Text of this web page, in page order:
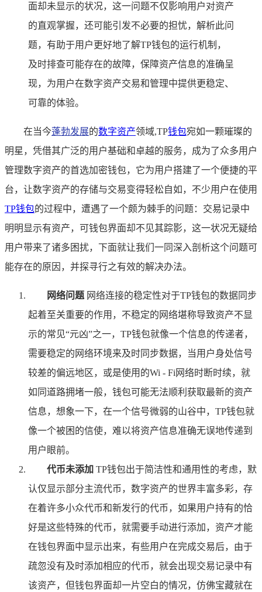
面却未显示的状况，这一问题不仅影响用户对资产
的直观掌握，还可能引发不必要的担忧，解析此问
题，有助于用户更好地了解TP钱包的运行机制，
及时排查可能存在的故障，保障资产信息的准确呈
现，为用户在数字资产交易和管理中提供更稳定、
可靠的体验。
在当今蓬勃发展的数字资产领域,TP钱包宛如一颗璀璨的
明星，凭借其广泛的用户基础和卓越的服务，成为了众多用户
管理数字资产的首选加密钱包，它为用户搭建了一个便捷的平
台，让数字资产的存储与交易变得轻松自如，不少用户在使用
TP钱包的过程中，遭遇了一个颇为棘手的问题：交易记录中
明明显示有资产，可钱包界面却不见其踪影，这一状况无疑给
用户带来了诸多困扰，下面就让我们一同深入剖析这个问题可
能存在的原因，并探寻行之有效的解决办法。
网络问题 网络连接的稳定性对于TP钱包的数据同步
起着至关重要的作用，不稳定的网络堪称导致资产不显
示的常见“元凶”之一，TP钱包就像一个信息的传递者，
需要稳定的网络环境来及时同步数据，当用户身处信号
较差的偏远地区，或是使用的Wi - Fi网络时断时续，就
如同道路拥堵一般，钱包可能无法顺利获取最新的资产
信息，想象一下，在一个信号微弱的山谷中，TP钱包就
像一个被困的信使，难以将资产信息准确无误地传递到
用户眼前。
代币未添加 TP钱包出于简洁性和通用性的考虑，默
认仅显示部分主流代币，数字资产的世界丰富多彩，存
在着许多小众代币和新发行的代币，如果用户持有的恰
好是这些特殊的代币，就需要手动进行添加，资产才能
在钱包界面中显示出来，有些用户在完成交易后，由于
疏忽没有及时添加相应的代币，就会出现交易记录中有
该资产，但钱包界面却一片空白的情况，仿佛宝藏就在